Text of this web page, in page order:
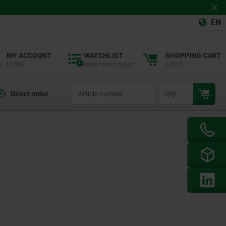
EN
MY ACCOUNT WATCHLIST SHOPPING CART
Direct order